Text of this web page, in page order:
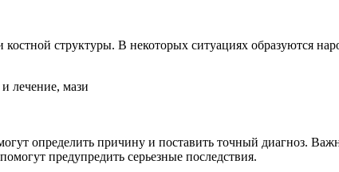
структуры. В некоторых ситуациях образуются
определить причину и поставить точный диагноз.
предупредить серьезные последствия.